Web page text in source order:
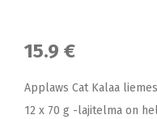
15.9 €
Applaws Cat Kalaa
12 x 70 g -lajitelma on